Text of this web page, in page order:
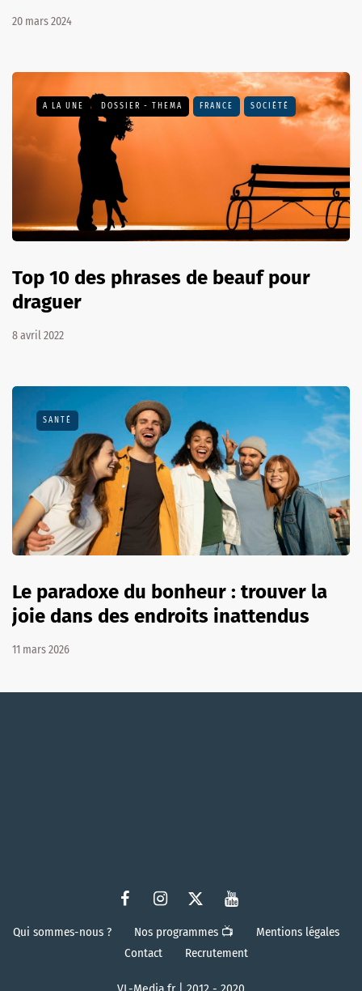
20 mars 2024
A LA UNE DOSSIER - THEMA FRANCE SOCIÉTÉ
Top 10 des phrases de beauf pour
draguer
8 avril 2022
SANTÉ
Le paradoxe du bonheur : trouver la
joie dans des endroits inattendus
11 mars 2026
Qui sommes-nous ? Nos programmes 📺
Mentions légales
Contact
Recrutement